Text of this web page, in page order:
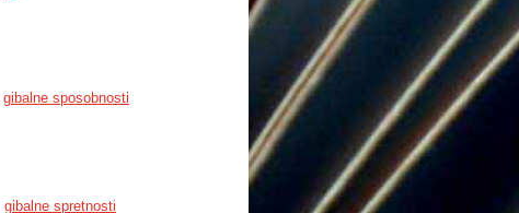
gibalne sposobnosti
gibalne spretnosti